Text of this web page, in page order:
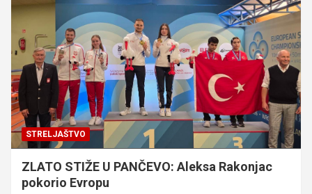
STRELJAŠTVO
ZLATO STIŽE U PANČEVO: Aleksa Rakonjac
pokorio Evropu